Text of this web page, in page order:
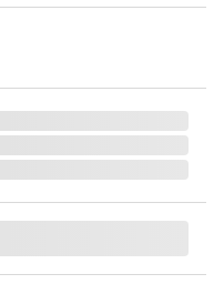
今後の取引はご遠慮頂
方も同様です。